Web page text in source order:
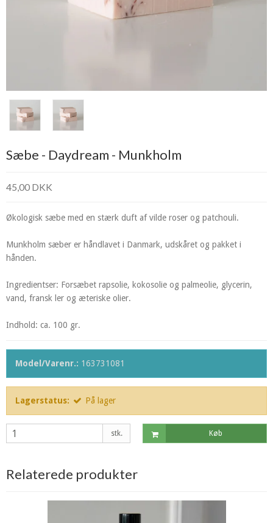
Sæbe - Daydream - Munkholm
45,00 DKK
Økologisk sæbe med en stærk duft af vilde roser og patchouli.
Munkholm sæber er håndlavet i Danmark, udskåret og pakket i
hånden.
Ingredientser: Forsæbet rapsolie, kokosolie og palmeolie, glycerin,
vand, fransk ler og æteriske olier.
Indhold: ca. 100 gr.
Model/Varenr.: 163731081
Lagerstatus: På lager
stk. Køb
Relaterede produkter